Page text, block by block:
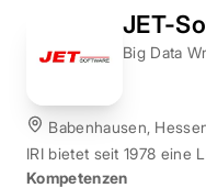
JET-
Big Data
Babenhausen,
IRI bietet seit 1978 eine
Kompetenzen